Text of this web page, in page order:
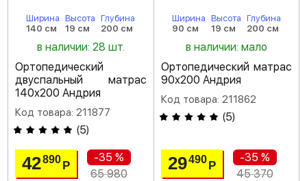
Ширина
140 см
Высота
19 см
Глубина
200 см
в наличии: 28 шт.
Ортопедический
двуспальный матрас
140х200 Андрия
Код товара: 211877
(5)
42890Р
-35 %
65 980
Ширина
90 см
Высота
19 см
Глубина
200 см
в наличии: мало
Ортопедический матрас
90х200 Андрия
Код товара: 211862
(5)
29490 Р
-35 %
45 370